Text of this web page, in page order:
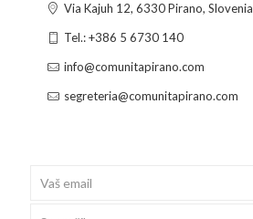
Via Kajuh 12, 6330 Pirano, Slovenia
Tel.: +386 5 6730 140
info@comunitapirano.com
segreteria@comunitapirano.com